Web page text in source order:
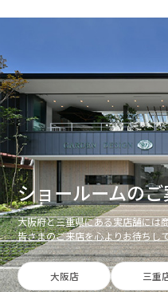
ショールームの
大阪府と三重県にある実店舗には
皆さまのご来店を心よりお待ちし
大阪店 三重